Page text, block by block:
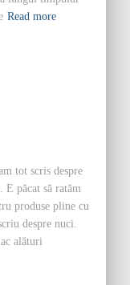
Read more
tot scris despre
E păcat să ratăm
produse pline cu
despre nuci.
alături